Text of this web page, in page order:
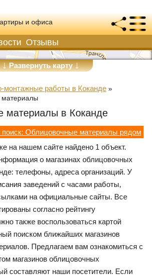
и офиса
Отзывы
↓Развернуть карту↓
монтажные работы в Коканде »
материалы в Коканде
поиск: Облицовочные материалы рядом
на нашем сайте найдено 1 объект.
о магазинах облицовочных
телефоны, адреса организаций. У
заведений с часами работы,
на официальные сайты. Все
согласно рейтингу
также воспользоваться картой
поиском ближайших магазинов
Предлагаем вам ознакомиться с
магазинов облицовочных
составляют наши посетители. Если